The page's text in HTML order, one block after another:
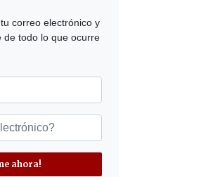
correo electrónico y
de todo lo que ocurre
ahora!